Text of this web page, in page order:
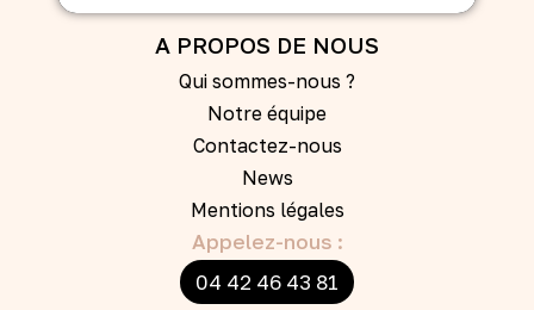
A PROPOS DE NOUS
Qui sommes-nous ?
Notre équipe
Contactez-nous
News
Mentions légales
Appelez-nous :
04 42 46 43 81